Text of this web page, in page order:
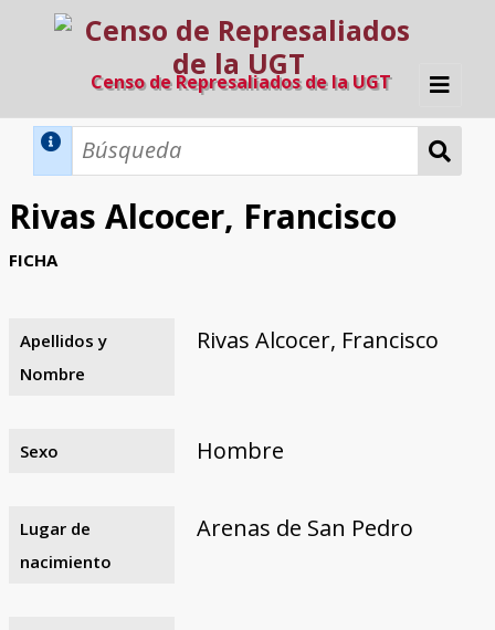
Censo de Represaliados de la UGT
Inicio
Búsqueda Dinámica
Búsqueda Avanzada
Razones y objetivos
El equipo
Colaboradores
Fuentes documentales
Rivas Alcocer, Francisco
FICHA
Apellidos y
Nombre
Rivas Alcocer, Francisco
Sexo Hombre
Lugar de
nacimiento
Arenas de San Pedro